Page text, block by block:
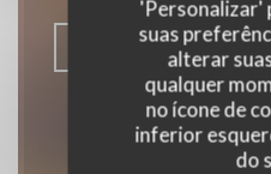
'Personalizar'
suas
alterar
qualquer
no ícone de
inferior
do